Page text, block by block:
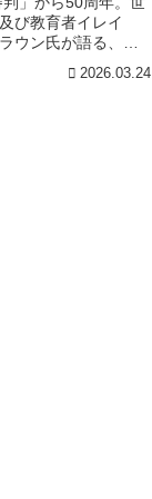
び教育者イレイ
ウン氏が語る、カ
歴史と進化、未来
ト！伝説の勝利の
2026.03.24